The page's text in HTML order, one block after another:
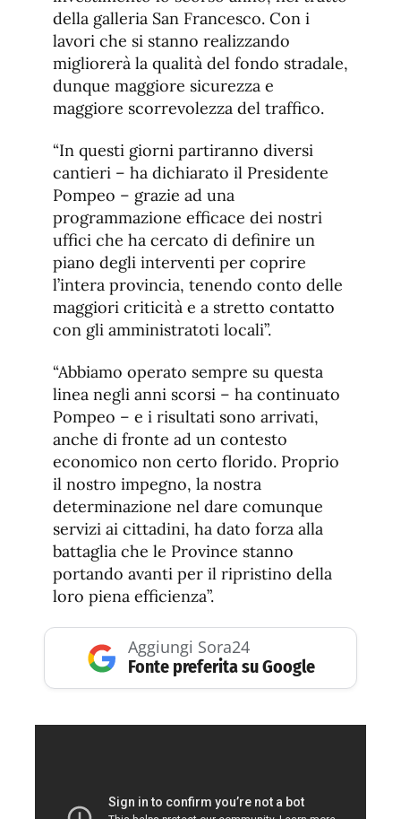
della galleria San Francesco. Con i
lavori che si stanno realizzando
migliorerà la qualità del fondo stradale,
dunque maggiore sicurezza e
maggiore scorrevolezza del traffico.
“In questi giorni partiranno diversi
cantieri – ha dichiarato il Presidente
Pompeo – grazie ad una
programmazione efficace dei nostri
uffici che ha cercato di definire un
piano degli interventi per coprire
l’intera provincia, tenendo conto delle
maggiori criticità e a stretto contatto
con gli amministratoti locali”.
“Abbiamo operato sempre su questa
linea negli anni scorsi – ha continuato
Pompeo – e i risultati sono arrivati,
anche di fronte ad un contesto
economico non certo florido. Proprio
il nostro impegno, la nostra
determinazione nel dare comunque
servizi ai cittadini, ha dato forza alla
battaglia che le Province stanno
portando avanti per il ripristino della
loro piena efficienza”.
Aggiungi Sora24
Fonte preferita su Google